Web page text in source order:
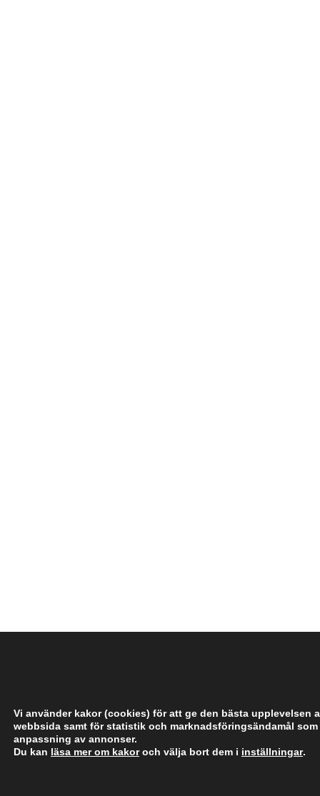
Vi använder kakor (cookies) för att ge den bästa upplevelsen
webbsida samt för statistik och marknadsföringsändamål som
anpassning av annonser.
Du kan läsa mer om kakoroch välja bort dem i inställningar.